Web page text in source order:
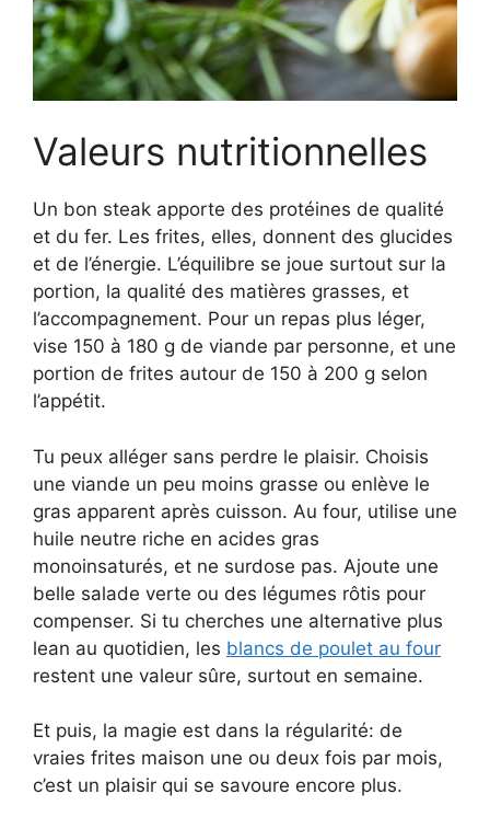
Valeurs nutritionnelles
Un bon steak apporte des protéines de qualité
et du fer. Les frites, elles, donnent des glucides
et de l’énergie. L’équilibre se joue surtout sur la
portion, la qualité des matières grasses, et
l’accompagnement. Pour un repas plus léger,
vise 150 à 180 g de viande par personne, et une
portion de frites autour de 150 à 200 g selon
l’appétit.
Tu peux alléger sans perdre le plaisir. Choisis
une viande un peu moins grasse ou enlève le
gras apparent après cuisson. Au four, utilise une
huile neutre riche en acides gras
monoinsaturés, et ne surdose pas. Ajoute une
belle salade verte ou des légumes rôtis pour
compenser. Si tu cherches une alternative plus
lean au quotidien, les blancs de poulet au four
restent une valeur sûre, surtout en semaine.
Et puis, la magie est dans la régularité: de
vraies frites maison une ou deux fois par mois,
c’est un plaisir qui se savoure encore plus.